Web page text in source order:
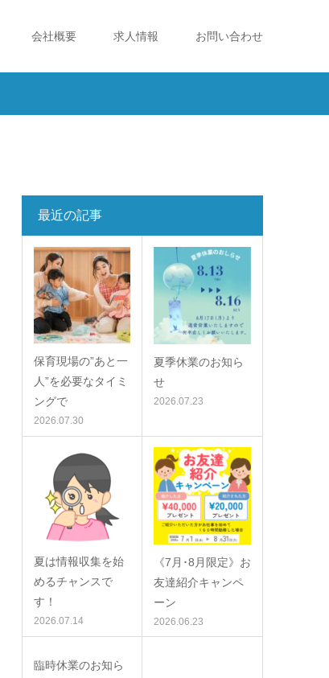
会社概要 求人情報 お問い合わせ
最近の記事
保育現場の”あと一
人”を必要なタイミ
ングで
2026.07.30
夏季休業のお知ら
せ
2026.07.23
夏は情報収集を始
めるチャンスで
す！
2026.07.14
《7月･8月限定》お
友達紹介キャンペ
ーン
2026.06.23
臨時休業のお知ら